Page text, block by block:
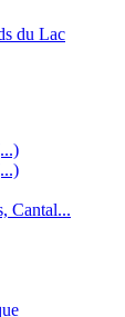
du Lac
Cantal...